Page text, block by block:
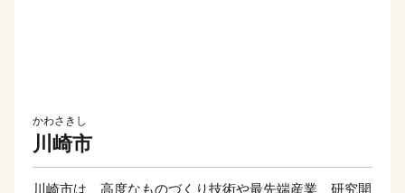
かわさきし
川崎市
川崎市は、高度なものづくり技術や最先端産業、研究開